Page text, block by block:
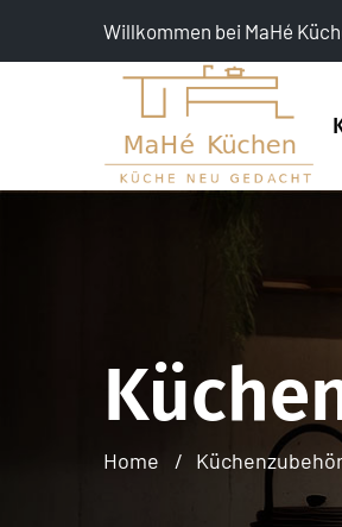
Willkommen bei MaHé
Home